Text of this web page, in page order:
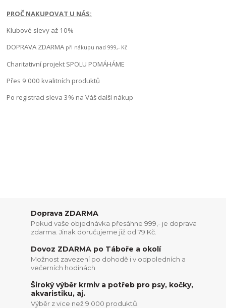
PROČ NAKUPOVAT U NÁS:
Klubové slevy až 10%
DOPRAVA ZDARMA při nákupu nad 999,- Kč
Charitativní projekt SPOLU POMÁHÁME
Přes 9 000 kvalitních produktů
Po registraci sleva 3% na Váš další nákup
Doprava ZDARMA
Pokud vaše objednávka přesáhne 999,- je doprava
zdarma. Jinak doručujeme již od 79 Kč.
Dovoz ZDARMA po Táboře a okolí
Možnost zavezení po dohodě i v odpoledních a
večerních hodinách
Široký výběr krmiv a potřeb pro psy, kočky,
akvaristiku, aj.
Výběr z vice než 9 000 produktů.